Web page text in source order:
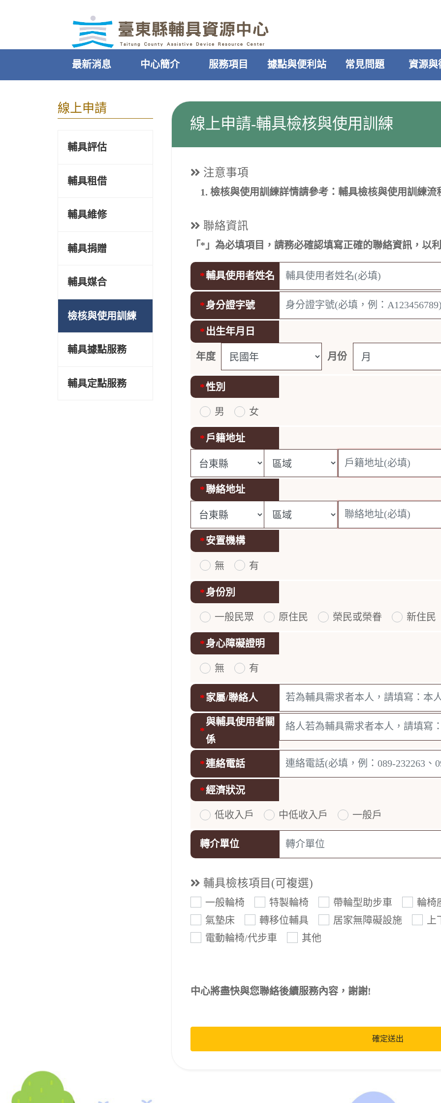
最新消息 中心簡介 服務項目 據點與便利站 常見問題 資源與
線上申請
輔具評估
輔具租借
輔具維修
輔具捐贈
輔具媒合
檢核與使用訓練
輔具據點服務
輔具定點服務
線上申請-輔具檢核與使用訓練
注意事項
檢核與使用訓練詳情請參考：輔具檢核與使用訓練流
聯絡資訊
「*」為必填項目，請務必確認填寫正確的聯絡資訊，以
輔具使用者姓名
*
身分證字號
*
出生年月日
*
年度 月份
性別
*
男 女
請選擇您的性別
戶籍地址
*
縣市: 區域:
聯絡地址
*
縣市: 區域:
安置機構
*
無 有
請選擇是否有安置機構
身份別
*
一般民眾 原住民 榮民或榮眷 新住民
請選擇您的身份別類別
身心障礙證明
*
無 有
請選擇是否持有身心障礙證明
家屬/聯絡人
*
與輔具使用者關
係
*
連絡電話
*
經濟狀況
*
低收入戶 中低收入戶 一般戶
請選擇您的經濟狀況類別
轉介單位
輔具檢核項目(可複選)
申請項目選擇
申請項目選擇
一般輪椅 特製輪椅 帶輪型助步車
輪椅
氣墊床
轉移位輔具 居家無障礙設施
電動輪椅/代步車
其他
中心將盡快與您聯絡後續服務內容，謝謝!
確定送出